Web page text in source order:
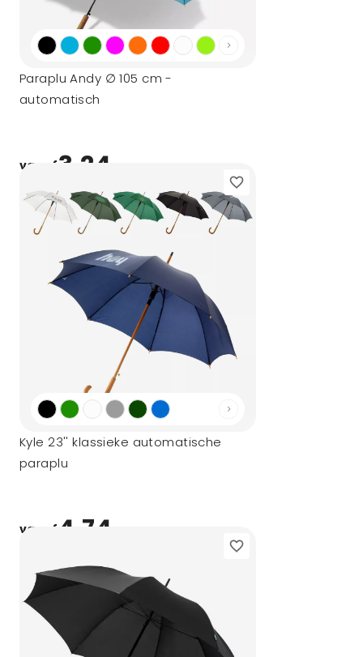
Paraplu Andy ∅ 105 cm -
automatisch
vanaf3,24
Kyle 23'' klassieke automatische
paraplu
vanaf 4,74